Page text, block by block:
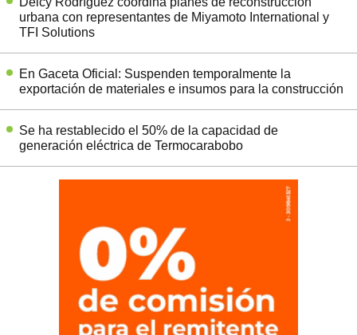
urbana con representantes de Miyamoto International y
TFI Solutions
En Gaceta Oficial: Suspenden temporalmente la
exportación de materiales e insumos para la construcción
Se ha restablecido el 50% de la capacidad de
generación eléctrica de Termocarabobo